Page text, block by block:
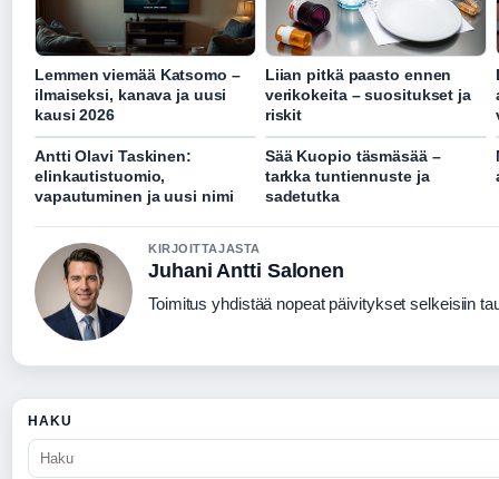
Lemmen viemää Katsomo –
ilmaiseksi, kanava ja uusi
kausi 2026
Liian pitkä paasto ennen
verikokeita – suositukset ja
riskit
Antti Olavi Taskinen:
elinkautistuomio,
vapautuminen ja uusi nimi
Sää Kuopio täsmäsää –
tarkka tuntiennuste ja
sadetutka
KIRJOITTAJASTA
Juhani Antti Salonen
Toimitus yhdistää nopeat päivitykset selkeisiin
HAKU